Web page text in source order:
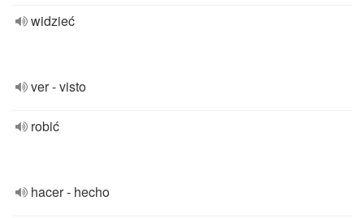
widzieć
ver - visto
robić
hacer - hecho